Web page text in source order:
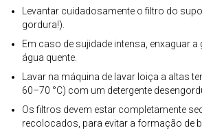
Levantar cuidadosamente o filtro do
gordura!).
Em caso de sujidade intensa, enxaguar
água quente.
Lavar na máquina de lavar loiça a altas
60–70 °C) com um detergente
Os filtros devem estar completamente
recolocados, para evitar a formação de